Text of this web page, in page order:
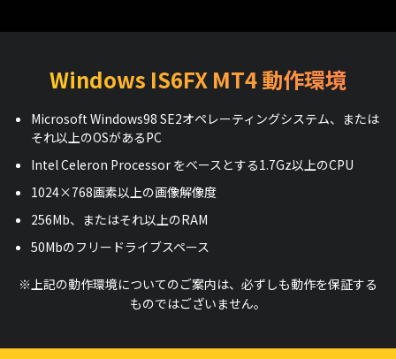
Windows IS6FX MT4 動作環境
Microsoft Windows98 SE2オペレーティングシステム、または
それ以上のOSがあるPC
Intel Celeron Processor をベースとする1.7Gz以上のCPU
1024×768画素以上の画像解像度
256Mb、またはそれ以上のRAM
50Mbのフリードライブスペース
※上記の動作環境についてのご案内は、必ずしも動作を保証する
ものではございません。